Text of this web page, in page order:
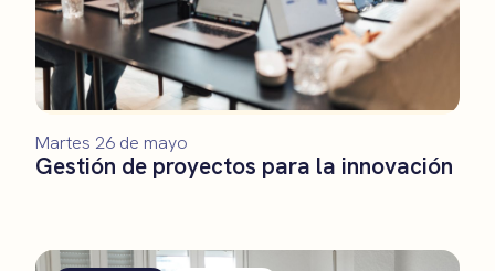
Gestión de proyectos para la innovación
Martes 26 de mayo